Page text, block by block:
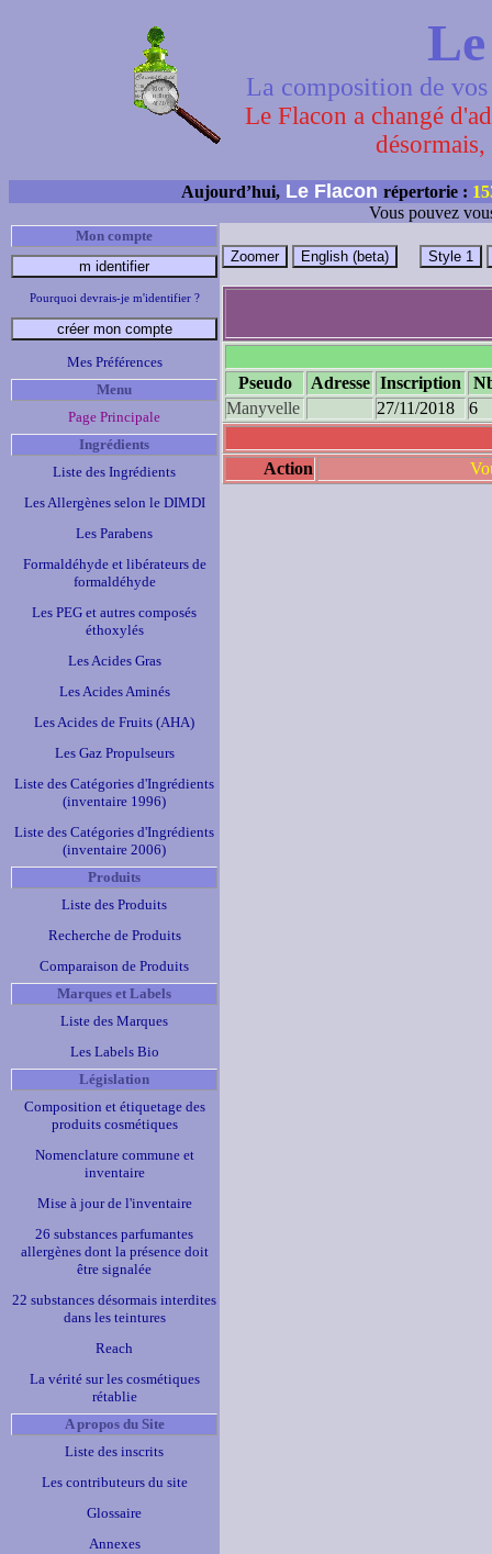
La composition de
Le Flacon a changé
Aujourd’hui, Le Flacon répertorie :
Vous pouvez
Mon compte
Pourquoi devrais-je m'identifier ?
Mes Préférences
Menu
Page Principale
Ingrédients
Liste des Ingrédients
Les Allergènes selon le DIMDI
Les Parabens
Formaldéhyde et libérateurs de
formaldéhyde
Les PEG et autres composés
éthoxylés
Les Acides Gras
Les Acides Aminés
Les Acides de Fruits (AHA)
Les Gaz Propulseurs
Liste des Catégories d'Ingrédients
(inventaire 1996)
Liste des Catégories d'Ingrédients
(inventaire 2006)
Produits
Liste des Produits
Recherche de Produits
Comparaison de Produits
Marques et Labels
Liste des Marques
Les Labels Bio
Législation
Composition et étiquetage des
produits cosmétiques
Nomenclature commune et
inventaire
Mise à jour de l'inventaire
26 substances parfumantes
allergènes dont la présence doit
être signalée
22 substances désormais interdites
dans les teintures
Reach
La vérité sur les cosmétiques
rétablie
A propos du Site
Liste des inscrits
Les contributeurs du site
Glossaire
Annexes
Pseudo Adresse Inscription
Manyvelle
27/11/2018 6
Action